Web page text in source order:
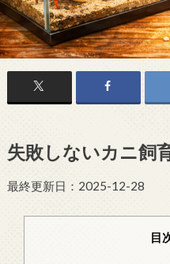
失敗しないカニ飼
最終更新日：2025-12-28
目